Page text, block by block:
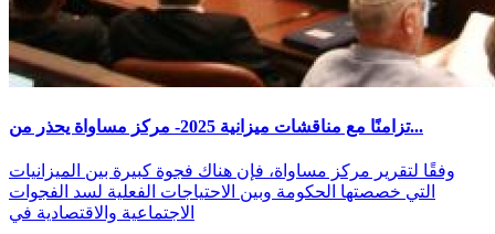
تزامنًا مع مناقشات ميزانية 2025- مركز مساواة يحذر من...
وفقًا لتقرير مركز مساواة، فإن هناك فجوة كبيرة بين الميزانيات
التي خصصتها الحكومة وبين الاحتياجات الفعلية لسد الفجوات
الاجتماعية والاقتصادية في